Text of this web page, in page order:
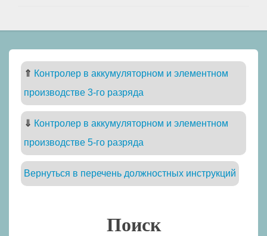
⇑ Контролер в аккумуляторном и элементном
производстве 3-го разряда
⇓ Контролер в аккумуляторном и элементном
производстве 5-го разряда
Вернуться в перечень должностных инструкций
Поиск